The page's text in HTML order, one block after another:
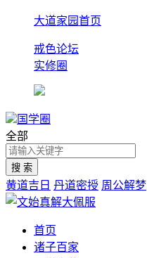
大道家园首页
戒色论坛
实修圈
国学圈
全部
黄道吉日 丹道密授 周公解梦
首页
诸子百家